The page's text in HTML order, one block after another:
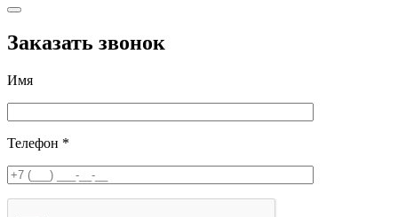
Заказать звонок
Имя
Телефон *